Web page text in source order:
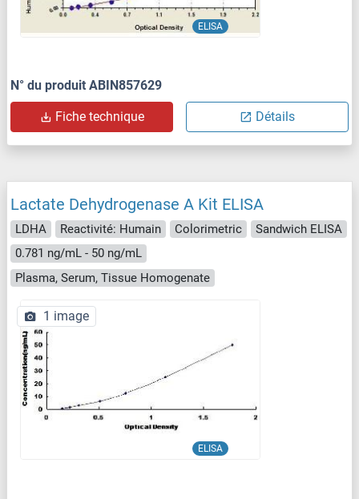
ELISA
N° du produit ABIN857629
Fiche technique Détails
Lactate Dehydrogenase A Kit ELISA
LDHA Reactivité: Humain Colorimetric
Sandwich ELISA
0.781 ng/mL - 50 ng/mL
Plasma, Serum, Tissue Homogenate
ELISA
1 image